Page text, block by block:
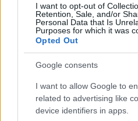
I want to opt-out of
Retention, Sale, and/or
Personal Data that Is
Purposes for which it was
Opted Out
Google consents
I want to allow Google to
related to advertising like
device identifiers in apps.
Entra nel